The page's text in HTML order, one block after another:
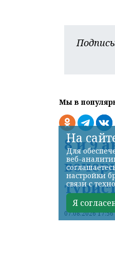
Мы в
8 и 9
07.08.2026 17:56
На
Для
веб-
настройки
связи с
Я